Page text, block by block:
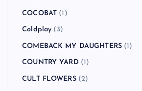
COCOBAT (1)
Coldplay (3)
COMEBACK MY DAUGHTERS (1)
COUNTRY YARD (1)
CULT FLOWERS(2)